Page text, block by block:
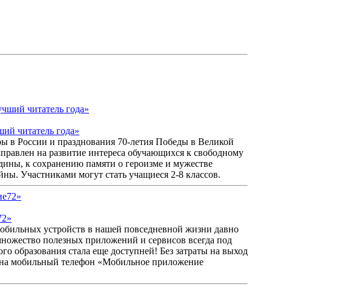
читатель года»
в России и празднования 70-летия Победы в Великой
на развитие интереса обучающихся к свободному
к сохранению памяти о героизме и мужестве
Участниками могут стать учащиеся 2-8 классов.
устройств в нашей повседневной жизни давно
полезных приложений и сервисов всегда под
образования стала еще доступней! Без затраты на выход
на мобильный телефон «Мобильное приложение